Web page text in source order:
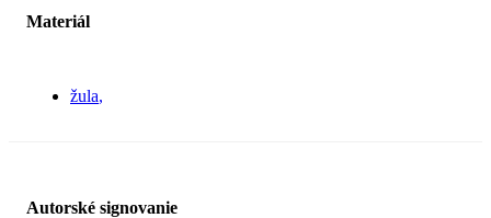
Materiál
žula
Autorské signovanie